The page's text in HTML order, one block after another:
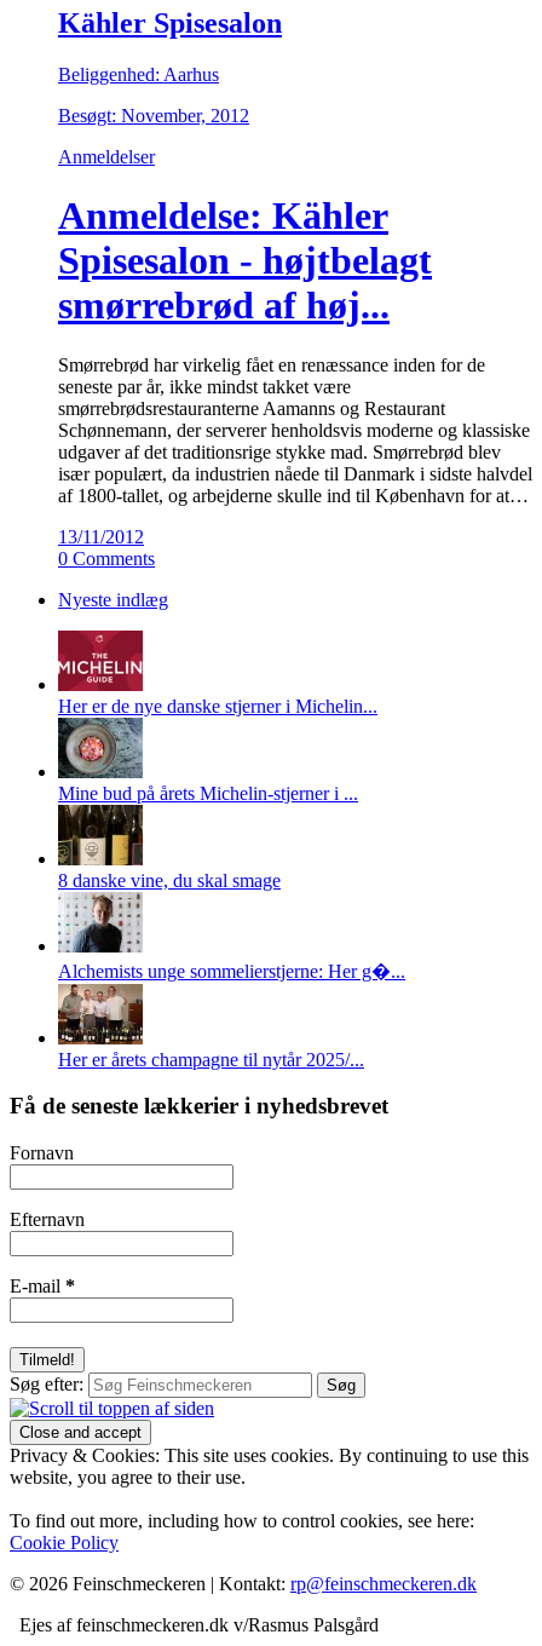
Kähler Spisesalon
Beliggenhed: Aarhus
Besøgt: November, 2012
Anmeldelser
Anmeldelse: Kähler
Spisesalon - højtbelagt
smørrebrød af høj...
Smørrebrød har virkelig fået en renæssance inden for de
seneste par år, ikke mindst takket være
smørrebrødsrestauranterne Aamanns og Restaurant
Schønnemann, der serverer henholdsvis moderne og klassiske
udgaver af det traditionsrige stykke mad. Smørrebrød blev
især populært, da industrien nåede til Danmark i sidste halvdel
af 1800-tallet, og arbejderne skulle ind til København for at…
13/11/2012
0 Comments
Nyeste indlæg
Her er de nye danske stjerner i Michelin...
Mine bud på årets Michelin-stjerner i ...
8 danske vine, du skal smage
Alchemists unge sommelierstjerne: Her g�...
Her er årets champagne til nytår 2025/...
Få de seneste lækkerier i nyhedsbrevet
Fornavn
Efternavn
E-mail *
Søg efter:
Privacy & Cookies: This site uses cookies. By continuing to use this
website, you agree to their use.
To find out more, including how to control cookies, see here:
Cookie Policy
© 2026 Feinschmeckeren | Kontakt: rp@feinschmeckeren.dk
Ejes af feinschmeckeren.dk v/Rasmus Palsgård